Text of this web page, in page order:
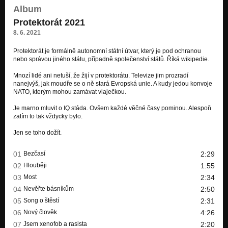
Most
Protektorát 2021
Protektorát 2021
Protektorát 2021
Nový člověk
Protektorát 2021
Protektorát 2021
Zdraví vás Protektor
Jdu pustým městem
Protektorát 2021
Protektorát 2021
Album
Protektorát 2021
8. 6. 2021
Protektorát je formálně autonomní státní útvar, který je pod ochranou
nebo správou jiného státu, případně společenství států. Říká wikipedie.
Mnozí lidé ani netuší, že žijí v protektorátu. Televize jim prozradí
nanejvýš, jak moudře se o ně stará Evropská unie. A kudy jedou konvoje
NATO, kterým mohou zamávat vlaječkou.
Je marno mluvit o IQ stáda. Ovšem každé věčné časy pominou. Alespoň
zatím to tak vždycky bylo.
Jen se toho dožít.
01 Bezčasí
2:29
02 Hlouběji
1:55
03 Most
2:34
04 Nevěřte básníkům
2:50
05 Song o štěstí
2:31
06 Nový člověk
4:26
07 Jsem xenofob a rasista
2:20